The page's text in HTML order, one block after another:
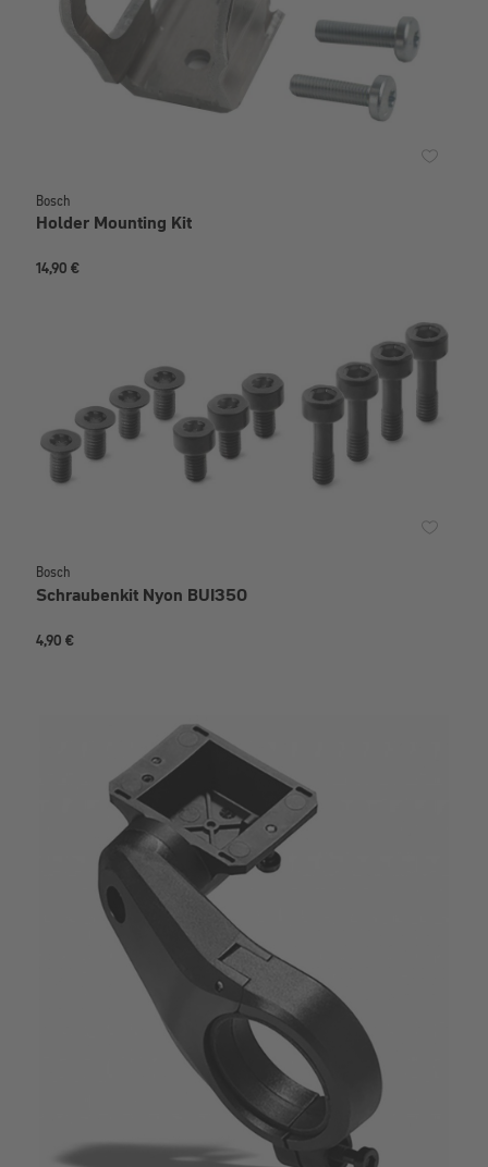
Bosch
Holder Mounting Kit
14,90 €
Bosch
Schraubenkit Nyon BUI350
4,90 €